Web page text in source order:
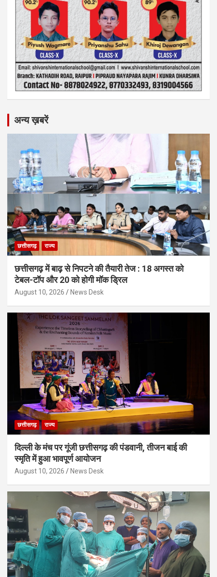
अन्य ख़बरें
छत्तीसगढ़ राज्य
छत्तीसगढ़ में बाढ़ से निपटने की तैयारी तेज : 18 अगस्त को
टेबल-टॉप और 20 को होगी मॉक ड्रिल
August 10, 2026 News Desk
छत्तीसगढ़ राज्य
दिल्ली के मंच पर गूंजी छत्तीसगढ़ की पंडवानी, तीजन बाई की
स्मृति में हुआ भावपूर्ण आयोजन
August 10, 2026 News Desk